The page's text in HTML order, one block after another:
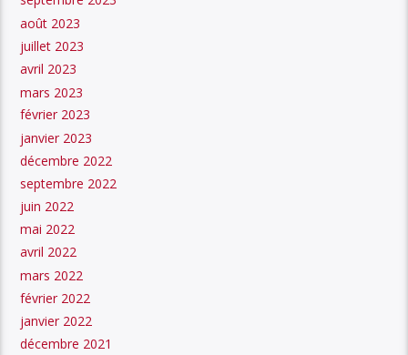
août 2023
juillet 2023
avril 2023
mars 2023
février 2023
janvier 2023
décembre 2022
septembre 2022
juin 2022
mai 2022
avril 2022
mars 2022
février 2022
janvier 2022
décembre 2021